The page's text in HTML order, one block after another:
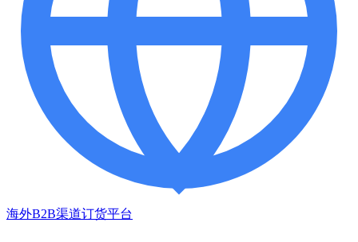
海外B2B渠道订货平台